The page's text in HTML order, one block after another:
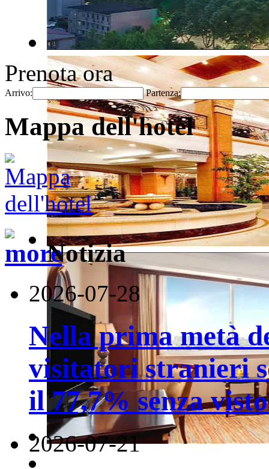
Prenota ora
Arrivo: Partenza:
Mappa dell'hotel
Notizia
2026-07-28
Nella prima metà
visitatori stranieri
il 77,7% senza
2026-07-21